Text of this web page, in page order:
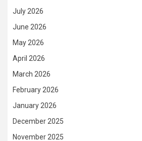
July 2026
June 2026
May 2026
April 2026
March 2026
February 2026
January 2026
December 2025
November 2025